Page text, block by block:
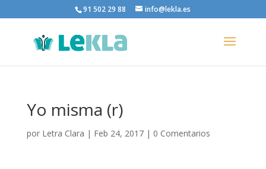
91 502 29 88 info@lekla.es
Yo misma (r)
por Letra Clara | Feb 24, 2017| 0 Comentarios